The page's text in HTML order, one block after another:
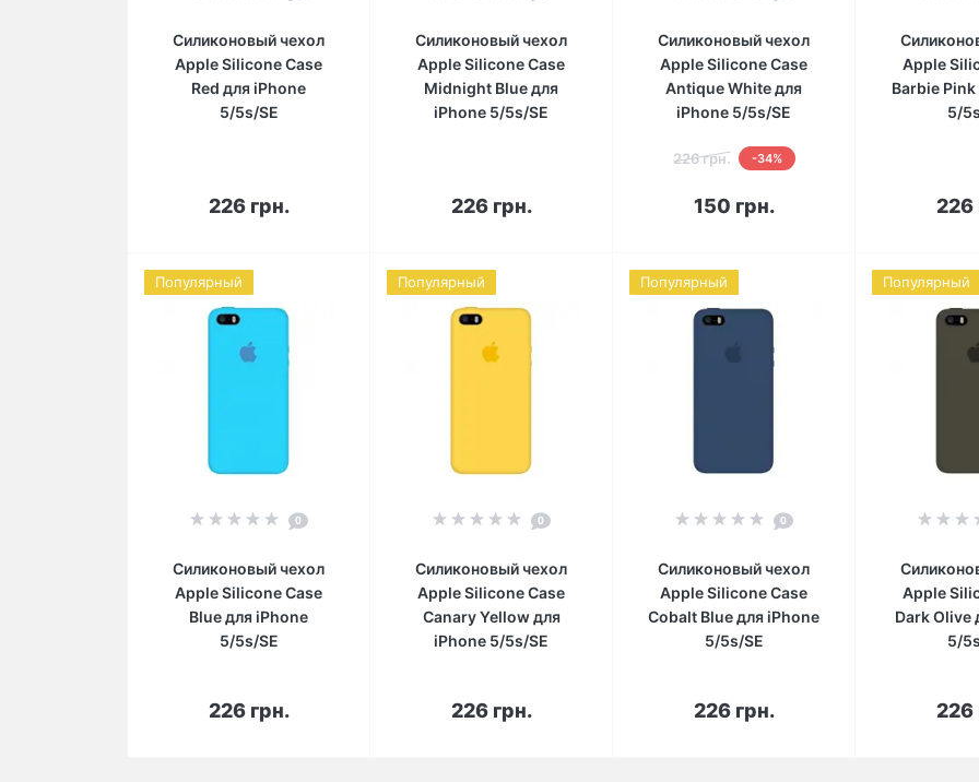
Силиконовый чехол
Apple Silicone Case
Red для iPhone
5/5s/SE
226 грн.
В корзину
Силиконовый чехол
Apple Silicone Case
Midnight Blue для
iPhone 5/5s/SE
226 грн.
В корзину
Силиконовый чехол
Apple Silicone Case
Antique White для
iPhone 5/5s/SE
226 грн. -34%
150 грн.
В корзину
Apple
Barbie
5/
226
В
Популярный
0
Силиконовый чехол
Apple Silicone Case
Blue для iPhone
5/5s/SE
226 грн.
В корзину
Популярный
0
Силиконовый чехол
Apple Silicone Case
Canary Yellow для
iPhone 5/5s/SE
226 грн.
В корзину
Популярный
0
Силиконовый чехол
Apple Silicone Case
Cobalt Blue для iPhone
5/5s/SE
226 грн.
В корзину
Популярный
Apple
Dark Olive
5/
226
В